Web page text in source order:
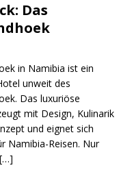
Das
in Namibia ist ein
unweit des
Das luxuriöse
mit Design, Kulinarik
und eignet sich
Namibia-Reisen. Nur
[…]